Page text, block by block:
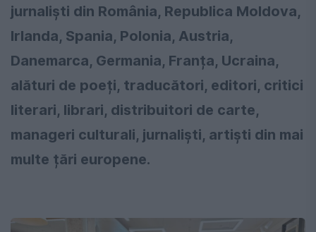
jurnaliști din România, Republica Moldova,
Irlanda, Spania, Polonia, Austria,
Danemarca, Germania, Franța, Ucraina,
alături de poeți, traducători, editori, critici
literari, librari, distribuitori de carte,
manageri culturali, jurnalişti, artiști din mai
multe țări europene.